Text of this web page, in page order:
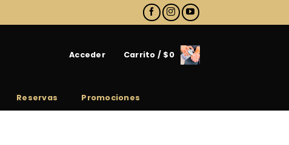
Acceder Carrito / $0
Reservas Promociones